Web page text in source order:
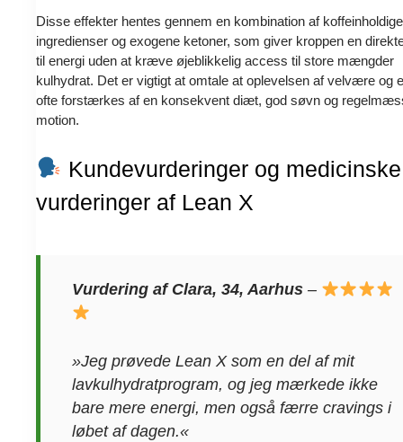
Disse effekter hentes gennem en kombination af koffeinholdige
ingredienser og exogene ketoner, som giver kroppen en
til energi uden at kræve øjeblikkelig access til store mængder
kulhydrat. Det er vigtigt at omtale at oplevelsen af velvære og
ofte forstærkes af en konsekvent diæt, god søvn og
motion.
Kundevurderinger og medicinske
vurderinger af Lean X
Vurdering af Clara, 34, Aarhus –
»Jeg prøvede Lean X som en del af mit
lavkulhydratprogram, og jeg mærkede ikke
bare mere energi, men også færre cravings i
løbet af dagen.«